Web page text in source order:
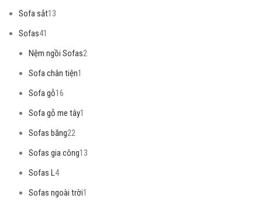
Sofa sắt13
Sofas41
Nệm ngồi Sofas2
Sofa chân tiện1
Sofa gỗ16
Sofa gỗ me tây1
Sofas băng22
Sofas gia công13
Sofas L4
Sofas ngoài trời1